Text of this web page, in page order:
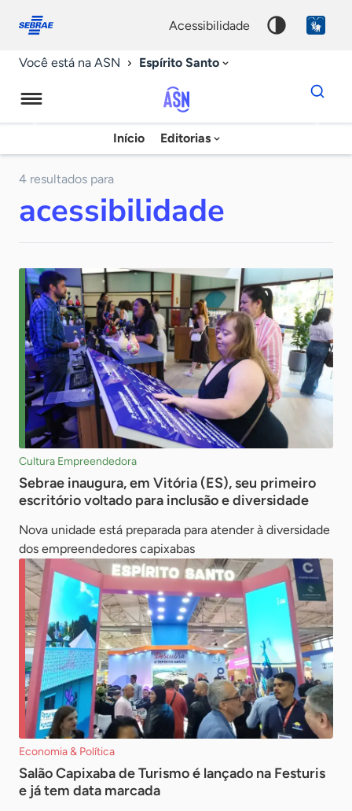
conosco
acessibilidade
Você está na ASN Espírito Santo
Agência
Sebrae
Notícias
Início Editorias
Dados
para
chave
4 resultados para
acessibilidade
Cultura Empreendedora
Sebrae inaugura, em Vitória (ES), seu primeiro
escritório voltado para inclusão e diversidade
Nova unidade está preparada para atender à diversidade
dos empreendedores capixabas
Economia & Política
Salão Capixaba de Turismo é lançado na Festuris
e já tem data marcada